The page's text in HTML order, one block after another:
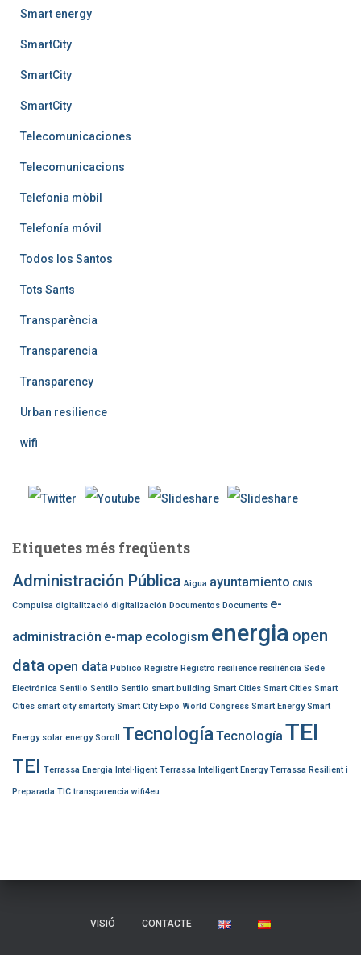
Smart energy
SmartCity
SmartCity
SmartCity
Telecomunicaciones
Telecomunicacions
Telefonia mòbil
Telefonía móvil
Todos los Santos
Tots Sants
Transparència
Transparencia
Transparency
Urban resilience
wifi
Etiquetes més freqüents
Administración Pública Aigua ayuntamiento CNIS
Compulsa digitalització digitalización Documentos Documents e-
administración e-map ecologism energia open
data open data Público Registre Registro resilience resiliència Sede
Electrónica Sentilo Sentilo Sentilo smart building Smart Cities Smart Cities Smart
Cities smart city smartcity Smart City Expo World Congress Smart Energy Smart
Energy solar energy Soroll TecnologíaTecnología TEI
TEI Terrassa Energia Intel·ligent Terrassa Intelligent Energy Terrassa Resilient i
Preparada TIC transparencia wifi4eu
VISIÓ CONTACTE